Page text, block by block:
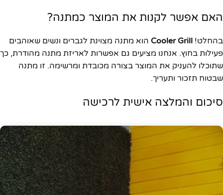
האם אפשר לקנות את המוצר כמתנה?
בהחלט! Cooler Grill הוא מתנה מצוינת לגברים ונשים שאוהבים
פעילות בחוץ. אנחנו מציעים גם אפשרות לאריזת מתנה מהודרת, כך
שתוכלו להעניק את המוצר בצורה מכובדת ומרשימה. זו מתנה
שבטוח תזכור ותעריך.
סיכום והמלצה אישית לרכישה